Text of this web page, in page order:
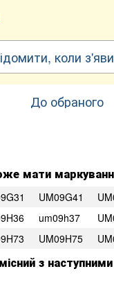
коли
До обраного
мати
UM09G41
um09h37
UM09H75
з